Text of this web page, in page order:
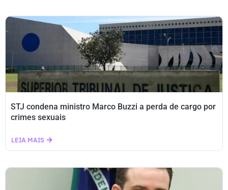
STJ condena ministro Marco Buzzi a perda de cargo por
crimes sexuais
LEIA MAIS